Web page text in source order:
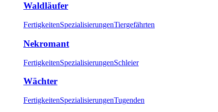
Waldläufer
FertigkeitenSpezialisierungenTiergefährten
Nekromant
FertigkeitenSpezialisierungenSchleier
Wächter
FertigkeitenSpezialisierungenTugenden